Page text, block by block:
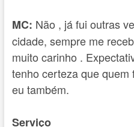
MC: Não , já fui outras
cidade, sempre me
muito carinho .
tenho certeza que
eu também.
Serviço